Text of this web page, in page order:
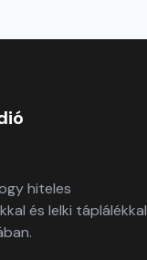
hiteles
és lelki táplálékkal